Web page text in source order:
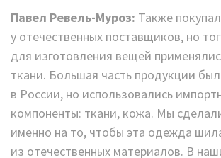
Павел Ревель-Муроз: Также
у отечественных поставщиков, но
для изготовления вещей
ткани. Большая часть продукции
в России, но использовались
компоненты: ткани, кожа. Мы
именно на то, чтобы эта одежда
из отечественных материалов. В